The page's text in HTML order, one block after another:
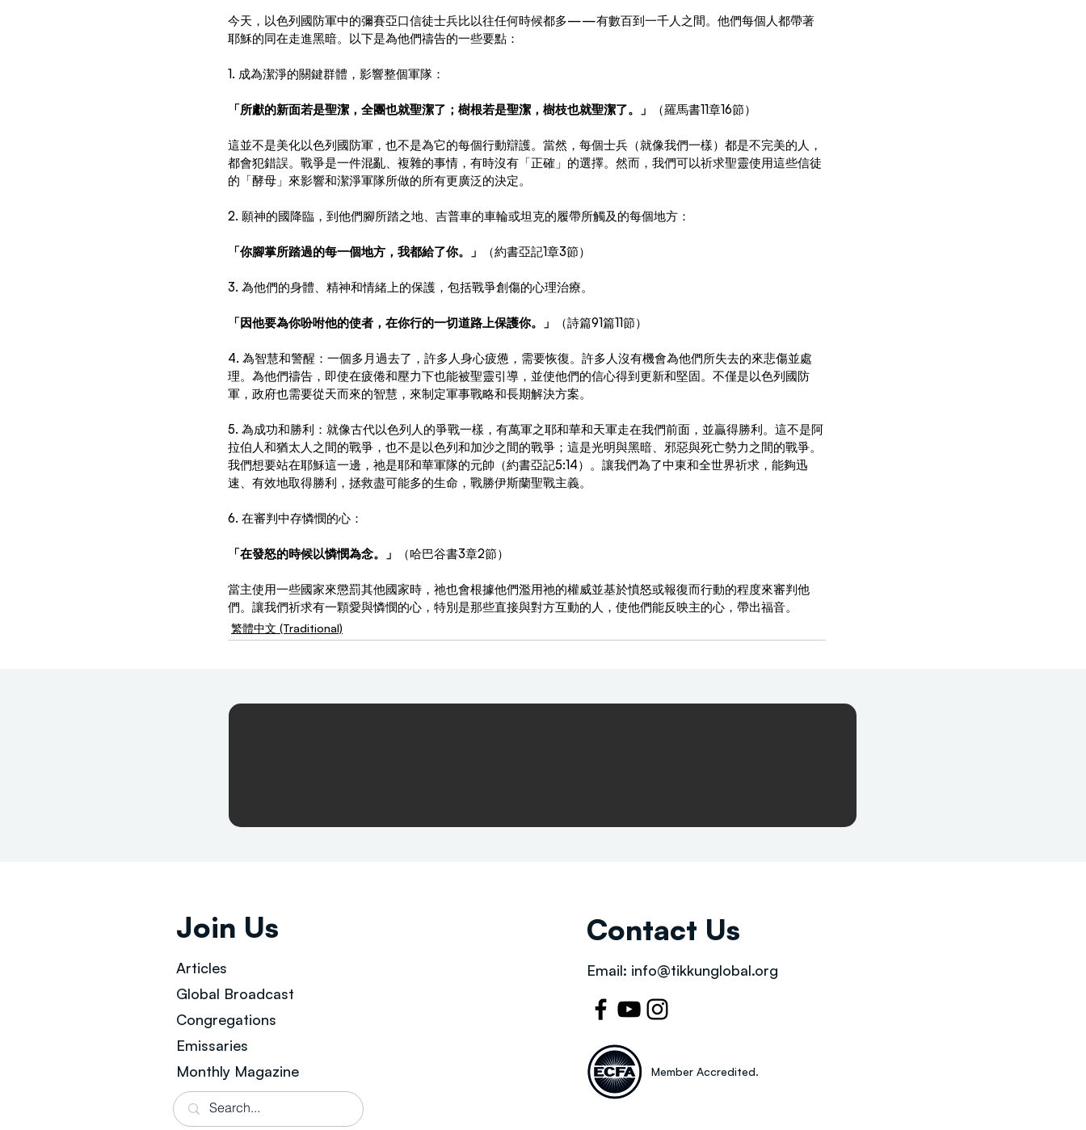
今天，以色列國防軍中的彌賽亞口信徒士兵比以往任何時候都多——有數百到一千人之間。他們每個人都帶著
耶穌的同在走進黑暗。以下是為他們禱告的一些要點：
1. 成為潔淨的關鍵群體，影響整個軍隊：
「所獻的新面若是聖潔，全團也就聖潔了；樹根若是聖潔，樹枝也就聖潔了。」 （羅馬書11章16節）
這並不是美化以色列國防軍，也不是為它的每個行動辯護。當然，每個士兵（就像我們一樣）都是不完美的人，
都會犯錯誤。戰爭是一件混亂、複雜的事情，有時沒有「正確」的選擇。然而，我們可以祈求聖靈使用這些信徒
的「酵母」來影響和潔淨軍隊所做的所有更廣泛的決定。
2. 願神的國降臨，到他們腳所踏之地、吉普車的車輪或坦克的履帶所觸及的每個地方：
「你腳掌所踏過的每一個地方，我都給了你。」 （約書亞記1章3節）
3. 為他們的身體、精神和情緒上的保護，包括戰爭創傷的心理治療。
「因他要為你吩咐他的使者，在你行的一切道路上保護你。」 （詩篇91篇11節）
4. 為智慧和警醒：一個多月過去了，許多人身心疲憊，需要恢復。許多人沒有機會為他們所失去的來悲傷並處
理。為他們禱告，即使在疲倦和壓力下也能被聖靈引導，並使他們的信心得到更新和堅固。不僅是以色列國防
軍，政府也需要從天而來的智慧，來制定軍事戰略和長期解決方案。
5. 為成功和勝利：就像古代以色列人的爭戰一樣，有萬軍之耶和華和天軍走在我們前面，並贏得勝利。這不是阿
拉伯人和猶太人之間的戰爭，也不是以色列和加沙之間的戰爭；這是光明與黑暗、邪惡與死亡勢力之間的戰爭。
我們想要站在耶穌這一邊，祂是耶和華軍隊的元帥（約書亞記5:14）。讓我們為了中東和全世界祈求，能夠迅
速、有效地取得勝利，拯救盡可能多的生命，戰勝伊斯蘭聖戰主義。
6. 在審判中存憐憫的心：
「在發怒的時候以憐憫為念。」 （哈巴谷書3章2節）
當主使用一些國家來懲罰其他國家時，祂也會根據他們濫用祂的權威並基於憤怒或報復而行動的程度來審判他
們。讓我們祈求有一顆愛與憐憫的心，特別是那些直接與對方互動的人，使他們能反映主的心，帶出福音。
繁體中文 (Traditional)
Join Us
Articles
Global Broadcast
Congregations
Emissaries
Monthly Magazine
Contact Us
Email: info@tikkunglobal.org
Member Accredited.